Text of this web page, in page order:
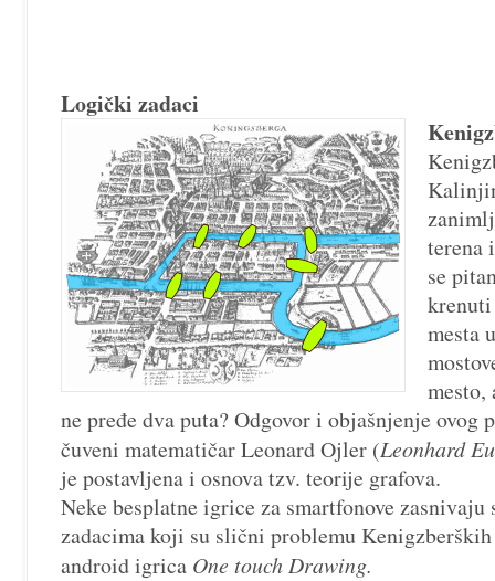
Logički zadaci
terena
se
mesta
mesto,
ne pređe dva puta? Odgovor i objašnjenje ovog
čuveni matematičar Leonard Ojler (Leonhard
je postavljena i osnova tzv. teorije grafova.
Neke besplatne igrice za smartfonove
zadacima koji su slični problemu
android igrica One touch Drawing.